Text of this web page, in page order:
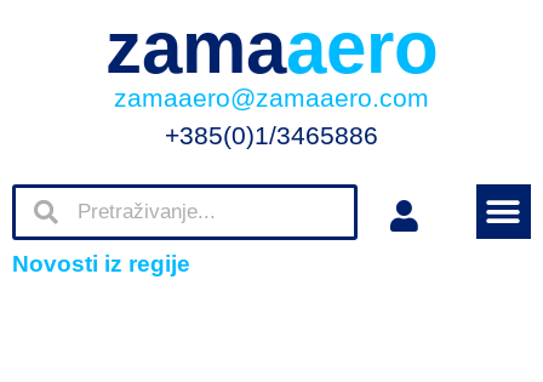
zamaaero
zamaaero@zamaaero.com
+385(0)1/3465886
Novosti iz regije